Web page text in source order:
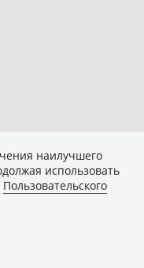
наилучшего
использовать
Пользовательского